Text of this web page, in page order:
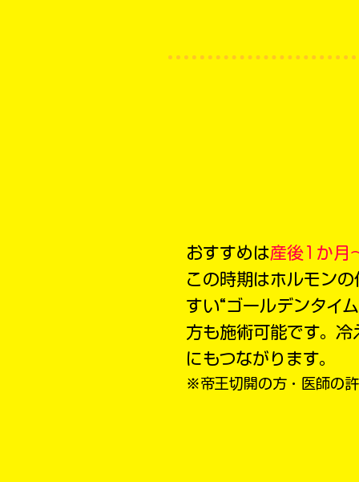
おすすめは産後1か月
この時期はホルモン
すい“ゴールデンタイ
方も施術可能です。
にもつながります。
※帝王切開の方・医師の